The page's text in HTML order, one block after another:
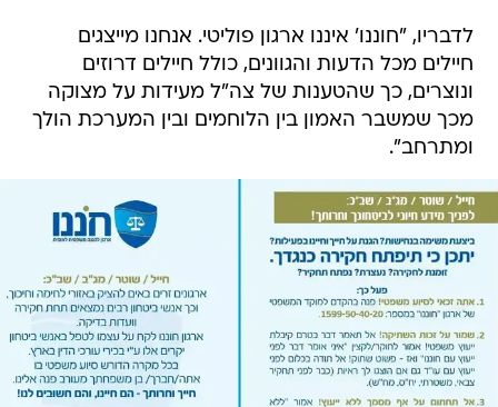
לדבריו, "חוננו' איננו ארגון פוליטי. אנחנו מייצגים
חיילים מכל הדעות והגוונים, כולל חיילים דרוזים
ונוצרים, כך שהטענות של צה"ל מעידות על מצוקה
מכך שמשבר האמון בין הלוחמים ובין המערכת הולך
ומתרחב".